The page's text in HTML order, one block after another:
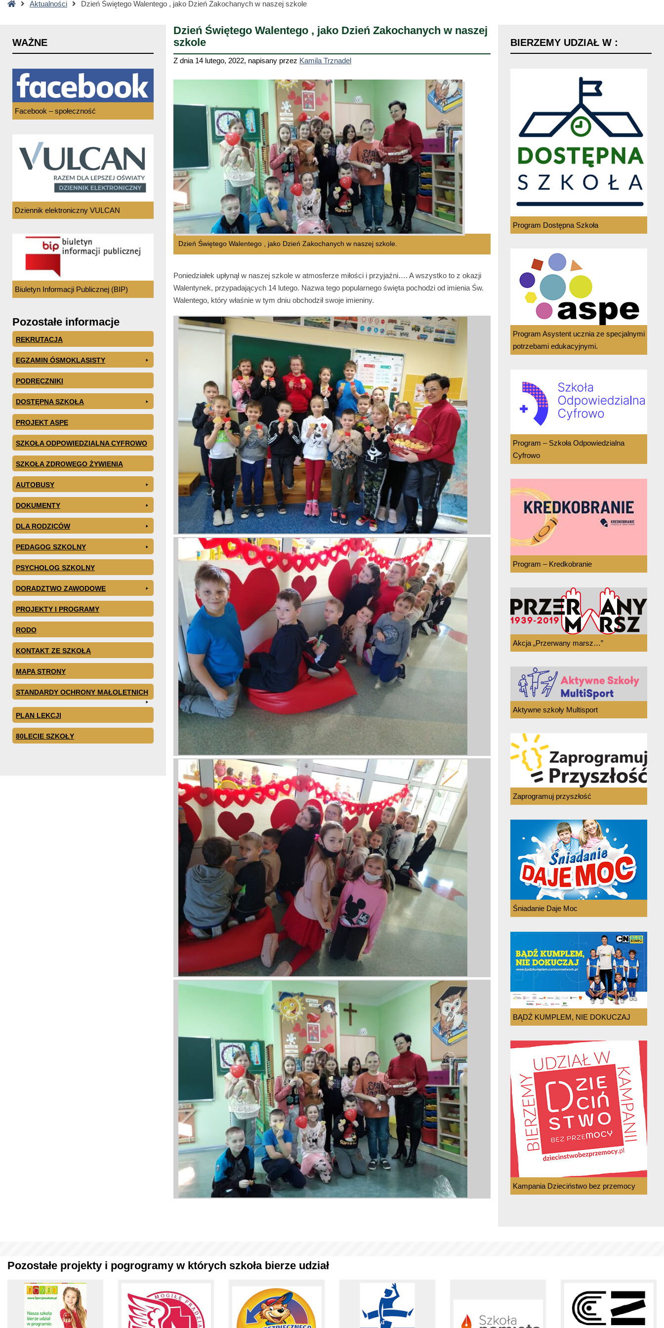
StronaAktualności Dzień Świętego Walentego , jako Dzień Zakochanych w naszej szkole
Dzień Świętego Walentego , jako Dzień Zakochanych w naszej
szkole
Z dnia 14 lutego, 2022, napisany przez Kamila Trznadel
Dzień Świętego Walentego , jako Dzień Zakochanych w naszej szkole.
Poniedziałek upłynął w naszej szkole w atmosferze miłości i przyjaźni…. A wszystko to z okazji
Walentynek, przypadających 14 lutego. Nazwa tego popularnego święta pochodzi od imienia Św.
Walentego, który właśnie w tym dniu obchodził swoje imieniny.
WAŻNE
Facebook – społeczność
Dziennik elektroniczny VULCAN
Biuletyn Informacji Publicznej (BIP)
Pozostałe informacje
REKRUTACJA
EGZAMIN ÓSMOKLASISTY
PODRĘCZNIKI
DOSTĘPNA SZKOŁA
PROJEKT ASPE
SZKOŁA ODPOWIEDZIALNA CYFROWO
SZKOŁA ZDROWEGO ŻYWIENIA
AUTOBUSY
DOKUMENTY
DLA RODZICÓW
PEDAGOG SZKOLNY
PSYCHOLOG SZKOLNY
DORADZTWO ZAWODOWE
PROJEKTY I PROGRAMY
RODO
KONTAKT ZE SZKOŁĄ
MAPA STRONY
STANDARDY OCHRONY MAŁOLETNICH
PLAN LEKCJI
80LECIE SZKOŁY
BIERZEMY UDZIAŁ W :
Program Dostępna Szkoła
Program Asystent ucznia ze specjalnymi
potrzebami edukacyjnymi.
Program – Szkoła Odpowiedzialna
Cyfrowo
Program – Kredkobranie
Akcja „Przerwany marsz…”
Aktywne szkoły Multisport
Zaprogramuj przyszłość
Śniadanie Daje Moc
BĄDŹ KUMPLEM, NIE DOKUCZAJ
Kampania Dzieciństwo bez przemocy
Pozostałe projekty i pogrogramy w których szkoła bierze udział